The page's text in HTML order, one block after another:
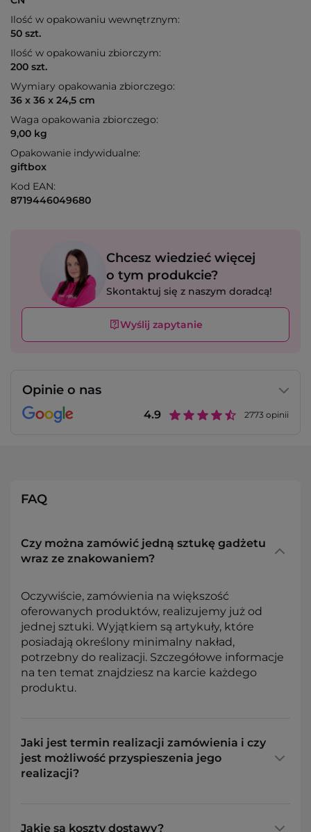
Ilość w opakowaniu wewnętrznym:
50 szt.
Ilość w opakowaniu zbiorczym:
200 szt.
Wymiary opakowania zbiorczego:
36 x 36 x 24,5 cm
Waga opakowania zbiorczego:
9,00 kg
Opakowanie indywidualne:
giftbox
Kod EAN:
8719446049680
Chcesz wiedzieć więcej
o tym produkcie?
Skontaktuj się z naszym doradcą!
Wyślij zapytanie
Opinie o nas
4.9 2773 opinii
FAQ
Czy można zamówić jedną sztukę gadżetu
wraz ze znakowaniem?
Oczywiście, zamówienia na większość
oferowanych produktów, realizujemy już od
jednej sztuki. Wyjątkiem są artykuły, które
posiadają określony minimalny nakład,
potrzebny do realizacji. Szczegółowe informacje
na ten temat znajdziesz na karcie każdego
produktu.
Jaki jest termin realizacji zamówienia i czy
jest możliwość przyspieszenia jego
realizacji?
Jakie są koszty dostawy?